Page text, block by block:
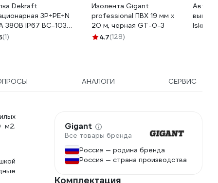
Dekraft
3Р+РЕ+N
380В IP67 ВС-103
(1)
Изолента Gigant
professional ПВХ 19 мм х
20 м, черная GT-0-3
4.7(128)
Iskra
АНАЛОГИ СЕРВИС
м2.
Gigant
Все товары бренда
Россия — родина бренда
Россия — страна производства
Комплектация